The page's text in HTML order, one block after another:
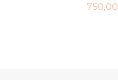
750,00